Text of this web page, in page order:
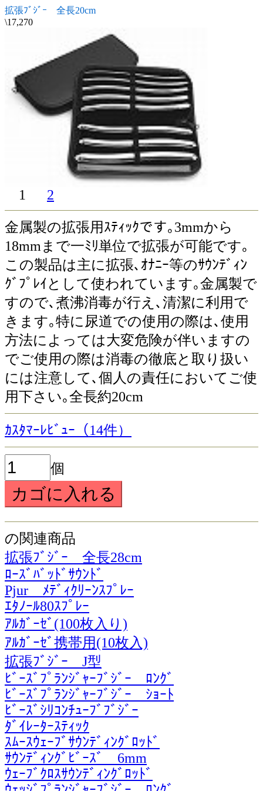
拡張ﾌﾞｼﾞｰ 全長20cm
\17,270
1 2
金属製の拡張用ｽﾃｨｯｸです｡3mmから
18mmまで一ﾐﾘ単位で拡張が可能です｡
この製品は主に拡張､ｵﾅﾆｰ等のｻｳﾝﾃﾞｨﾝ
ｸﾞﾌﾟﾚｲとして使われています｡金属製で
すので､煮沸消毒が行え､清潔に利用で
きます｡特に尿道での使用の際は､使用
方法によっては大変危険が伴いますの
でご使用の際は消毒の徹底と取り扱い
には注意して､個人の責任においてご使
用下さい｡全長約20cm
ｶｽﾀﾏｰﾚﾋﾞｭｰ（14件）
個
の関連商品
拡張ﾌﾞｼﾞｰ 全長28cm
ﾛｰｽﾞﾊﾞｯﾄﾞｻｳﾝﾄﾞ
Pjur ﾒﾃﾞｨｸﾘｰﾝｽﾌﾟﾚｰ
ｴﾀﾉｰﾙ80ｽﾌﾟﾚｰ
ｱﾙｶﾞｰｾﾞ(100枚入り)
ｱﾙｶﾞｰｾﾞ携帯用(10枚入)
拡張ﾌﾞｼﾞｰ J型
ﾋﾞｰｽﾞﾌﾟﾗﾝｼﾞｬｰﾌﾞｼﾞｰ ﾛﾝｸﾞ
ﾋﾞｰｽﾞﾌﾟﾗﾝｼﾞｬｰﾌﾞｼﾞｰ ｼｮｰﾄ
ﾋﾞｰｽﾞｼﾘｺﾝﾁｭｰﾌﾞﾌﾞｼﾞｰ
ﾀﾞｲﾚｰﾀｰｽﾃｨｯｸ
ｽﾑｰｽｳｪｰﾌﾞｻｳﾝﾃﾞｨﾝｸﾞﾛｯﾄﾞ
ｻｳﾝﾃﾞｨﾝｸﾞﾋﾞｰｽﾞ 6mm
ｳｪｰﾌﾞｸﾛｽｻｳﾝﾃﾞｨﾝｸﾞﾛｯﾄﾞ